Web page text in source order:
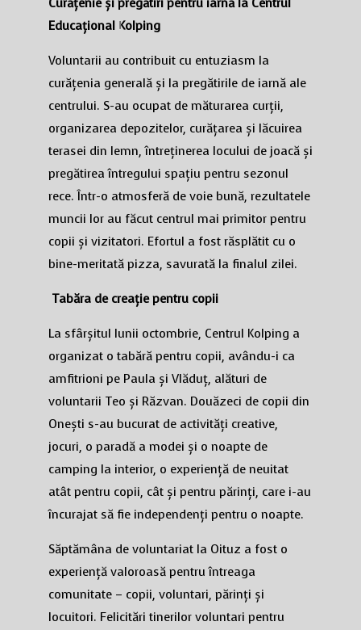
Educațional Kolping
Voluntarii au contribuit cu entuziasm la
curățenia generală și la pregătirile de iarnă ale
centrului. S-au ocupat de măturarea curții,
organizarea depozitelor, curățarea și lăcuirea
terasei din lemn, întreținerea locului de joacă și
pregătirea întregului spațiu pentru sezonul
rece. Într-o atmosferă de voie bună, rezultatele
muncii lor au făcut centrul mai primitor pentru
copii și vizitatori. Efortul a fost răsplătit cu o
bine-meritată pizza, savurată la finalul zilei.
Tabăra de creație pentru copii
La sfârșitul lunii octombrie, Centrul Kolping a
organizat o tabără pentru copii, avându-i ca
amfitrioni pe Paula și Vlăduț, alături de
voluntarii Teo și Răzvan. Douăzeci de copii din
Onești s-au bucurat de activități creative,
jocuri, o paradă a modei și o noapte de
camping la interior, o experiență de neuitat
atât pentru copii, cât și pentru părinți, care i-au
încurajat să fie independenți pentru o noapte.
Săptămâna de voluntariat la Oituz a fost o
experiență valoroasă pentru întreaga
comunitate – copii, voluntari, părinți și
locuitori. Felicitări tinerilor voluntari pentru